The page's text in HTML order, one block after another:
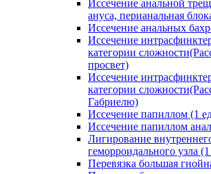
Иссечение анальной
ануса, перианальная
Иссечение анальных
Иссечение
категории
просвет)
Иссечение
категории
Габриелю)
Иссечение папиллом (1
Иссечение папиллом
Лигирование
геморроидального узла (1
Перевязка большая